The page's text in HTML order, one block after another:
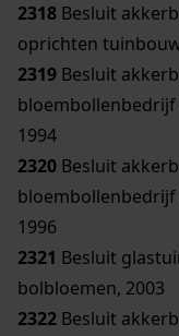
2318 Besluit
oprichten
2319 Besluit
1994
2320 Besluit
1996
2321 Besluit
bolbloemen, 2003
2322 Besluit